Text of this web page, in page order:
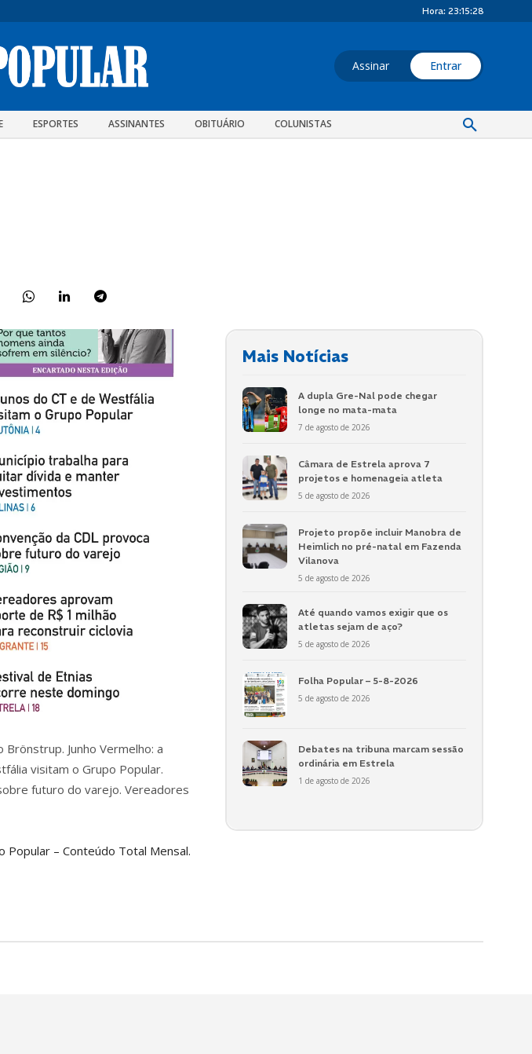
Hora: 23:15:29
Assinar Entrar
ESPORTES ASSINANTES OBITUÁRIO COLUNISTAS
Junho Vermelho: a
visitam o Grupo Popular.
futuro do varejo. Vereadores
Popular – Conteúdo Total Mensal.
Mais Notícias
A dupla Gre-Nal pode chegar
longe no mata-mata
7 de agosto de 2026
Câmara de Estrela aprova 7
projetos e homenageia atleta
5 de agosto de 2026
Projeto propõe incluir Manobra de
Heimlich no pré-natal em Fazenda
Vilanova
5 de agosto de 2026
Até quando vamos exigir que os
atletas sejam de aço?
5 de agosto de 2026
Folha Popular – 5-8-2026
5 de agosto de 2026
Debates na tribuna marcam sessão
ordinária em Estrela
1 de agosto de 2026